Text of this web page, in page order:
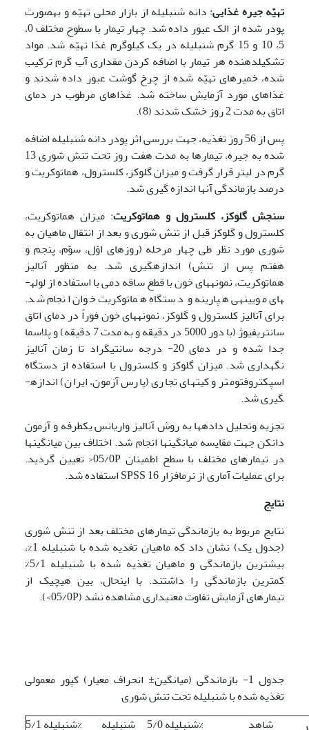
تهیّه جیره غذایی: دانه شنبلیله از بازار محلی تهیّه و به­صورت
پودر شده از الک عبور داده شد. چهار تیمار با سطوح مختلف 0،
5، 10 و 15 گرم شنبلیله در یک کیلوگرم غذا تهیّه شد. مواد
تشکیل­دهنده هر تیمار با اضافه کردن مقداری آب گرم ترکیب
شده، خمیرهای تهیّه شده از چرخ گوشت عبور داده شدند و
غذاهای مورد آزمایش ساخته شد. غذاهای مرطوب در دمای
اتاق به مدت 2 روز خشک شدند (8).
پس از 56 روز تغذیه، جهت بررسی اثر پودر دانه شنبلیله اضافه
شده به جیره، تیمارها به مدت هفت روز تحت تنش شوری 13
گرم در لیتر قرار گرفت و میزان گلوکز، کلسترول، هماتوکریت و
درصد بازماندگی آن­ها اندازه گیری شد.
سنجش گلوکز، کلسترول و هماتوکریت: میزان هماتوکریت،
کلسترول و گلوکز قبل از تنش شوری و بعد از انتقال ماهیان به
شوری مورد نظر طی چهار مرحله (روزهای اوّل، سوّم، پنجم و
هفتم پس از تنش) اندازه­گیری شد. به منظور آنالیز
هماتوکریت، نمونه­های خون با قطع ساقه دمی با استفاده از لوله­
های مویینه­ی هپارینه و دستگاه هماتوکریت خوان انجام شد.
برای آنالیز کلسترول و گلوکز، نمونه­های خون فوراً در دمای اتاق
سانتریفیوژ (با دور 5000 در دقیقه و به مدت 7 دقیقه) و پلاسما
جدا شده و در دمای 20- درجه سانتی­گراد تا زمان آنالیز
نگهداری شد. میزان گلوکز و کلسترول با استفاده از دستگاه
اسپکتروفتومتر و کیت­های تجاری (پارس آزمون، ایران) اندازه­
گیری شد.
تجزیه وتحلیل داده­ها به روش آنالیز واریانس یک­طرفه و آزمون
دانکن جهت مقایسه میانگین­ها انجام شد. اختلاف بین میانگین­ها
در تیمارهای مختلف با سطح اطمینان 05/0P< تعیین گردید.
برای عملیات آماری از نرم­افزار 16 SPSS استفاده شد.
نتایج
نتایج مربوط به بازماندگی تیمارهای مختلف بعد از تنش شوری
(جدول یک) نشان داد که ماهیان تغدیه شده با شنبلیله 1%،
بیشترین بازماندگی و ماهیان تغذیه شده با شنبلیله 5/1%
کمترین بازماندگی را داشتند. با این­حال، بین هیچ­یک از
تیمارهای آزمایش تفاوت معنی­داری مشاهده نشد (05/0P>).
جدول 1- بازماندگی (میانگین± انحراف معیار) کپور معمولی
تغذیه شده با شنبلیله تحت تنش شوری
شنبلیله 5/1%
شنبلیله شنبلیله 5/0% شاهد